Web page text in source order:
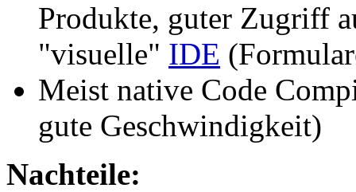
Produkte, guter Zugriff
"visuelle" IDE
Meist native Code
gute Geschwindigkeit)
Nachteile: